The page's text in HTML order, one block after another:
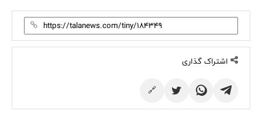
اشتراک گذاری
🔗